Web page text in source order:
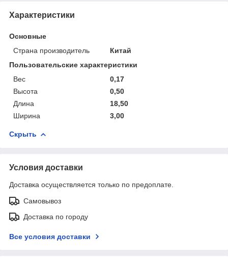
Характеристики
Основные
Страна производитель
Китай
Пользовательские характеристики
Вес
0,17
Высота
0,50
Длина
18,50
Ширина
3,00
Скрыть
Условия доставки
Доставка осуществляется только по предоплате.
Самовывоз
Доставка по городу
Все условия доставки